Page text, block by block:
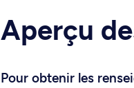
Aperçu
Pour obtenir les